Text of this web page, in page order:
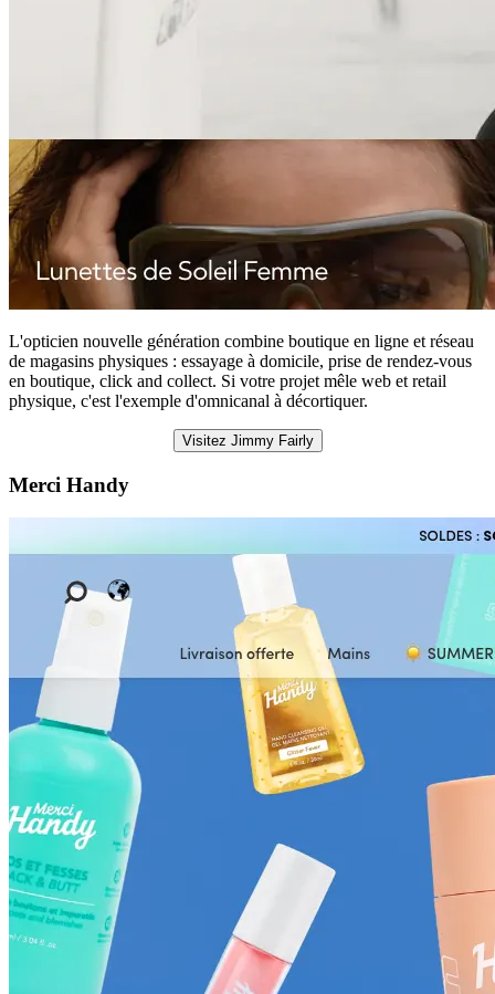
L'opticien nouvelle génération combine boutique en ligne et réseau
de magasins physiques : essayage à domicile, prise de rendez-vous
en boutique, click and collect. Si votre projet mêle web et retail
physique, c'est l'exemple d'omnicanal à décortiquer.
Visitez Jimmy Fairly
Merci Handy